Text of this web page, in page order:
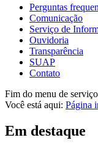
Perguntas
Comunicação
Serviço de
Ouvidoria
Transparência
SUAP
Contato
Fim do menu de
Você está aqui: Página
Em destaque